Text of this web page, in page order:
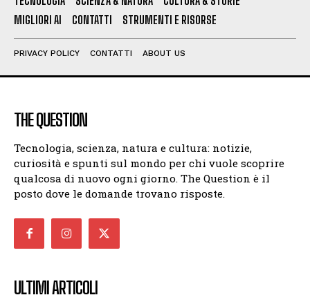
MIGLIORI AI
CONTATTI STRUMENTI E RISORSE
PRIVACY POLICY CONTATTI ABOUT US
THE QUESTION
Tecnologia, scienza, natura e cultura: notizie,
curiosità e spunti sul mondo per chi vuole scoprire
qualcosa di nuovo ogni giorno. The Question è il
posto dove le domande trovano risposte.
ULTIMI ARTICOLI